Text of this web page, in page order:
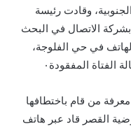
وقادت رئيسة
الاتصال في البحث
في حي الفلوجة،
الفتاة المفقودة٠
من قام باختطافها
القصر قاد عبر هاتف